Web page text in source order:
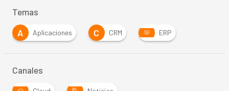
Temas
A
Aplicaciones C CRM ERP
Canales